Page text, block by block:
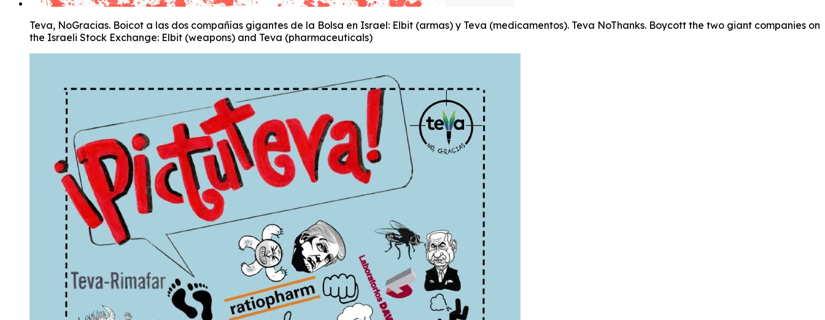
Teva, NoGracias. Boicot a las dos compañías gigantes de la Bolsa en Israel: Elbit (armas) y Teva (medicamentos). Teva NoThanks. Boycott the two giant companies on
the Israeli Stock Exchange: Elbit (weapons) and Teva (pharmaceuticals)